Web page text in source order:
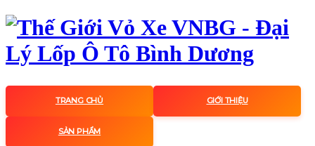
TRANG CHỦ GIỚI THIỆU
SẢN PHẨM